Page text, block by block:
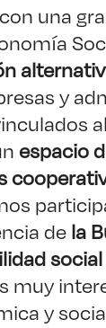
una
y
espacio
dela
social
muy
y